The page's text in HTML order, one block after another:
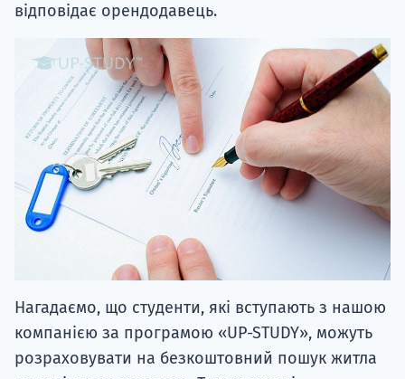
відповідає орендодавець.
Нагадаємо, що студенти, які вступають з нашою
компанією за програмою «UP-STUDY», можуть
розраховувати на безкоштовний пошук житла